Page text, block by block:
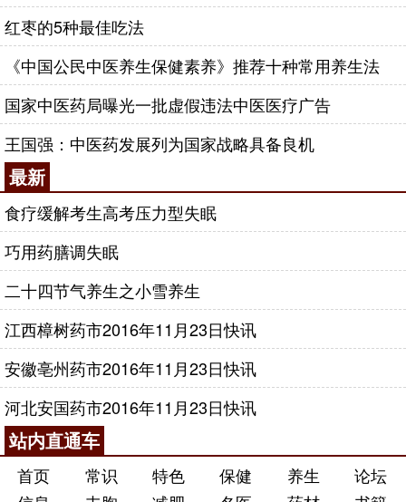
红枣的5种最佳吃法
《中国公民中医养生保健素养》推荐十种常用养生法
国家中医药局曝光一批虚假违法中医医疗广告
王国强：中医药发展列为国家战略具备良机
最新
食疗缓解考生高考压力型失眠
巧用药膳调失眠
二十四节气养生之小雪养生
江西樟树药市2016年11月23日快讯
安徽亳州药市2016年11月23日快讯
河北安国药市2016年11月23日快讯
站内直通车
首页 常识 特色 保健 养生
论坛